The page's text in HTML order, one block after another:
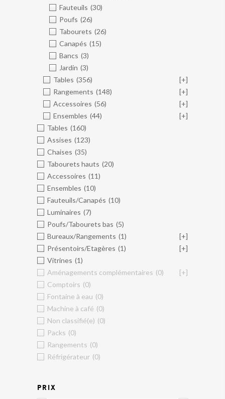
Fauteuils (30)
Poufs (26)
Tabourets (26)
Canapés (15)
Bancs (3)
Jardin (3)
Tables (356)
[+]
Rangements (148)
[+]
Accessoires (56)
[+]
Ensembles (44)
[+]
Tables (160)
Assises (123)
Chaises (35)
Tabourets hauts (20)
Accessoires (11)
Ensembles (10)
Fauteuils/Canapés (10)
Luminaires (7)
Poufs/Tabourets bas (5)
Bureaux/Rangements (1)
[+]
Présentoirs/Etagères (1)
[+]
Vitrines (1)
Aménagements complémentaires (0)
[+]
Comptoirs (0)
Fontaine à eau (0)
Machine à café (0)
Non classifié(e) (0)
Packs (0)
Rangements (0)
Réfrigérateur (0)
PRIX